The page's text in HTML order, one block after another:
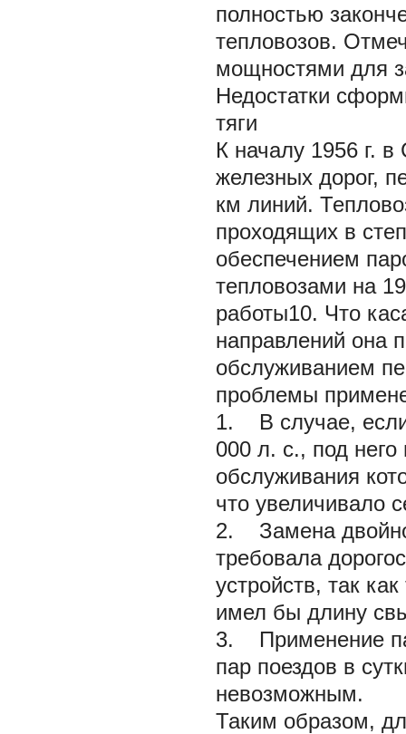
полностью
тепловозов.
мощностями для
Недостатки
тяги
К началу 1956 г.
железных дорог,
км линий.
проходящих в
обеспечением
тепловозами на
работы10. Что
направлений она
обслуживанием
проблемы
1. В случае, если
000 л. с., под
обслуживания
что увеличивало
2. Замена
требовала
устройств, так
имел бы длину
3. Применение
пар поездов в
невозможным.
Таким образом,